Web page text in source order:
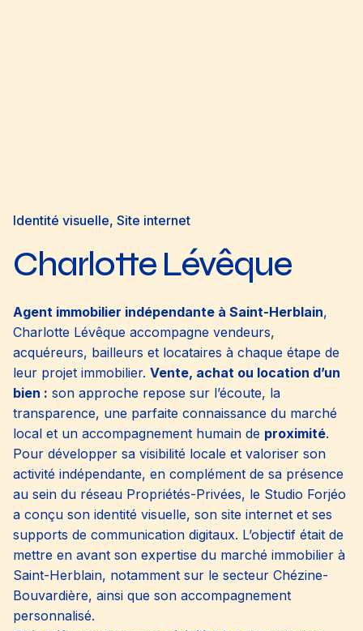
Identité visuelle Site internet
Charlotte Lévêque
Agent immobilier indépendante à Saint-Herblain,
Charlotte Lévêque accompagne vendeurs,
acquéreurs, bailleurs et locataires à chaque étape de
leur projet immobilier. Vente, achat ou location d’un
bien : son approche repose sur l’écoute, la
transparence, une parfaite connaissance du marché
local et un accompagnement humain de proximité.
Pour développer sa visibilité locale et valoriser son
activité indépendante, en complément de sa présence
au sein du réseau Propriétés-Privées, le Studio Forjéo
a conçu son identité visuelle, son site internet et ses
supports de communication digitaux. L’objectif était de
mettre en avant son expertise du marché immobilier à
Saint-Herblain, notamment sur le secteur Chézine-
Bouvardière, ainsi que son accompagnement
personnalisé.